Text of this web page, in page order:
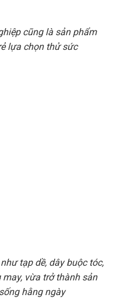
cũng là sản phẩm
lựa chọn thử sức
tạp dề, dây buộc tóc,
vừa trở thành sản
hằng ngày